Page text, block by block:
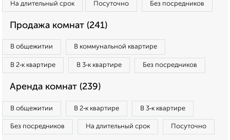
На длительный срок Посуточно Без посредников
Продажа комнат (241)
В общежитии В коммунальной квартире
В 2‑к квартире В 3‑к квартире Без посредников
Аренда комнат (239)
В общежитии В 2‑к квартире В 3‑к квартире
Без посредников На длительный срок Посуточно